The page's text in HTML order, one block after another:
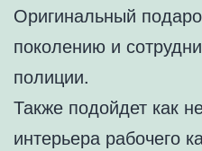
Оригинальный
поколению и
полиции.
Также подойдет как
интерьера рабочего